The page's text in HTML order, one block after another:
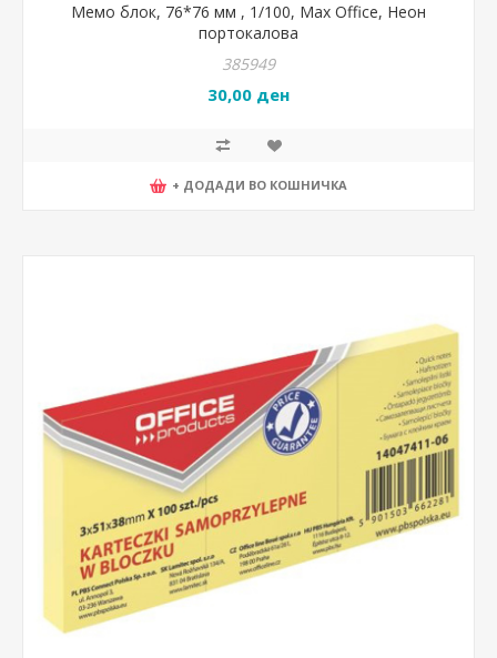
Мемо блок, 76*76 мм , 1/100, Max Office, Неон
портокалова
385949
30,00 ден
+ ДОДАДИ ВО КОШНИЧКА